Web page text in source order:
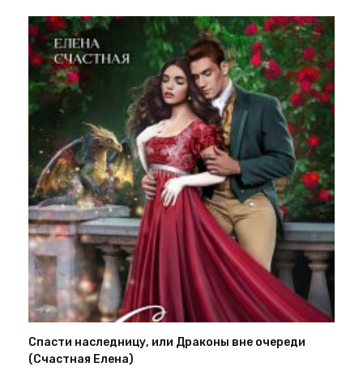
Спасти наследницу, или Драконы вне очереди
(Счастная Елена)